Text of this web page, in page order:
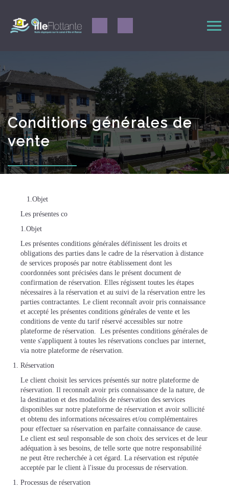
Conditions générales de
vente
1.Objet
Les présentes co
1.Objet
Les présentes conditions générales définissent les droits et
obligations des parties dans le cadre de la réservation à distance
de services proposés par notre établissement dont les
coordonnées sont précisées dans le présent document de
confirmation de réservation. Elles régissent toutes les étapes
nécessaires à la réservation et au suivi de la réservation entre les
parties contractantes. Le client reconnaît avoir pris connaissance
et accepté les présentes conditions générales de vente et les
conditions de vente du tarif réservé accessibles sur notre
plateforme de réservation. Les présentes conditions générales de
vente s'appliquent à toutes les réservations conclues par internet,
via notre plateforme de réservation.
Réservation
Le client choisit les services présentés sur notre plateforme de
réservation. Il reconnaît avoir pris connaissance de la nature, de
la destination et des modalités de réservation des services
disponibles sur notre plateforme de réservation et avoir sollicité
et obtenu des informations nécessaires et/ou complémentaires
pour effectuer sa réservation en parfaite connaissance de cause.
Le client est seul responsable de son choix des services et de leur
adéquation à ses besoins, de telle sorte que notre responsabilité
ne peut être recherchée à cet égard. La réservation est réputée
acceptée par le client à l'issue du processus de réservation.
Processus de réservation